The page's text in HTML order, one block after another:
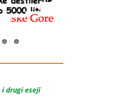
i drugi eseji